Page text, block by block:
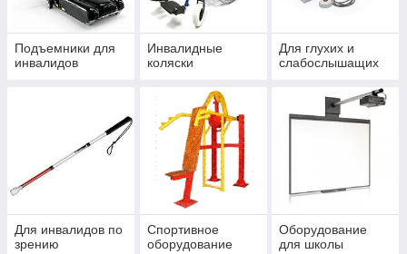
Подъемники для
инвалидов
Инвалидные
коляски
Для глухих и
слабослышащих
Для инвалидов по
зрению
Спортивное
оборудование
Оборудование
для школы